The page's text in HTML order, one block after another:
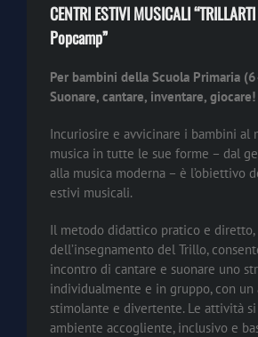
CENTRI ESTIVI MUSICALI
Popcamp”
Per bambini della Scuola Primaria
Suonare, cantare, inventare, giocare!
Incuriosire e avvicinare i bambini al
musica in tutte le sue forme – dal
alla musica moderna – è l’obiettivo
estivi musicali.
Il metodo didattico pratico e diretto,
dell’insegnamento del Trillo,
incontro di cantare e suonare uno
individualmente e in gruppo, con un
stimolante e divertente. Le attività
ambiente accogliente, inclusivo e